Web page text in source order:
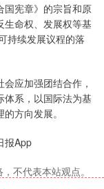
国宪章》的宗旨和原
生命权、发展权等基
持续发展议程的落
应加强团结合作，
体系，以国际法为基
方向发展。
报App
不代表本站观点。